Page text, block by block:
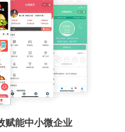
赋能中小微企业